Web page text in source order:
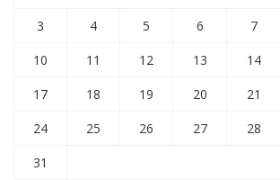
3
4 5 6 7
10
11 12 13 14
17
18 19 20 21
24
25 26 27 28
31